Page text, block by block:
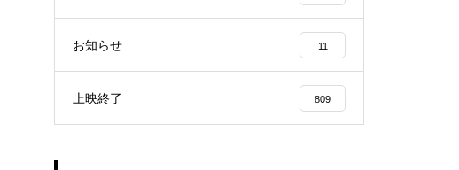
お知らせ 11
上映終了 809